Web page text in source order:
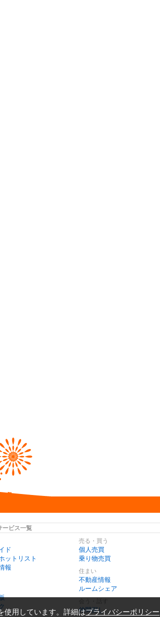
ービス一覧
ド
ットリスト
報
売る・買う
個人売買
乗り物売買
住まい
不動産情報
ルームシェア
仲間探し
使用しています。詳細はプライバシーポリシー